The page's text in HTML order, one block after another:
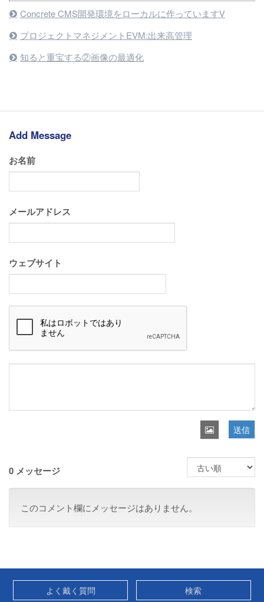
Concrete CMS開発環境をローカルに作っていますⅤ
プロジェクトマネジメントEVM:出来高管理
知ると重宝する②画像の最適化
Add Message
お名前
メールアドレス
ウェブサイト
送信
0 メッセージ
このコメント欄にメッセージはありません。
よく戴く質問 検索